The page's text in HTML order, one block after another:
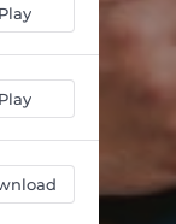
--
--
--
--
Play
Play